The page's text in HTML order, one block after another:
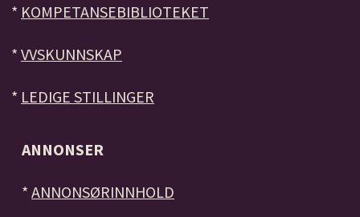
* KOMPETANSEBIBLIOTEKET
* VVSKUNNSKAP
* LEDIGE STILLINGER
ANNONSER
*ANNONSØRINNHOLD